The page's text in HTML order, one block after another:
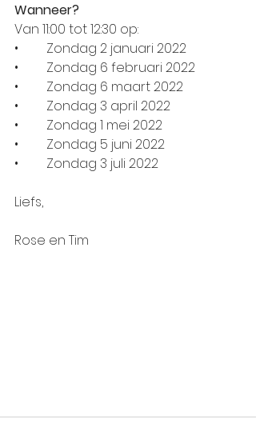
Wanneer?
Van 11:00 tot 12:30 op:
•	Zondag 2 januari 2022
•	Zondag 6 februari 2022
•	Zondag 6 maart 2022
•	Zondag 3 april 2022
•	Zondag 1 mei 2022
•	Zondag 5 juni 2022
•	Zondag 3 juli 2022
Liefs,
Rose en Tim